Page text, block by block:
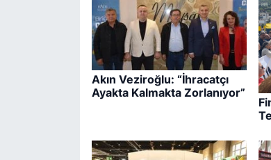
Akın Veziroğlu: “İhracatçı
Ayakta Kalmakta Zorlanıyor”